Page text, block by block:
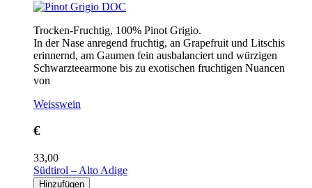
Trocken-Fruchtig, 100% Pinot Grigio.
In der Nase anregend fruchtig, an Grapefruit und Litschis
erinnernd, am Gaumen fein ausbalanciert und würzigen
Schwarzteearmone bis zu exotischen fruchtigen Nuancen
von
Weisswein
€
33,00
Südtirol – Alto Adige